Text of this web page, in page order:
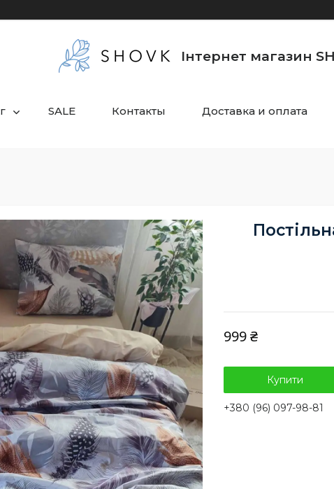
Інтернет магазин
SALE Контакты Доставка и оплата
999 ₴
Купити
+380 (96) 097-98-81